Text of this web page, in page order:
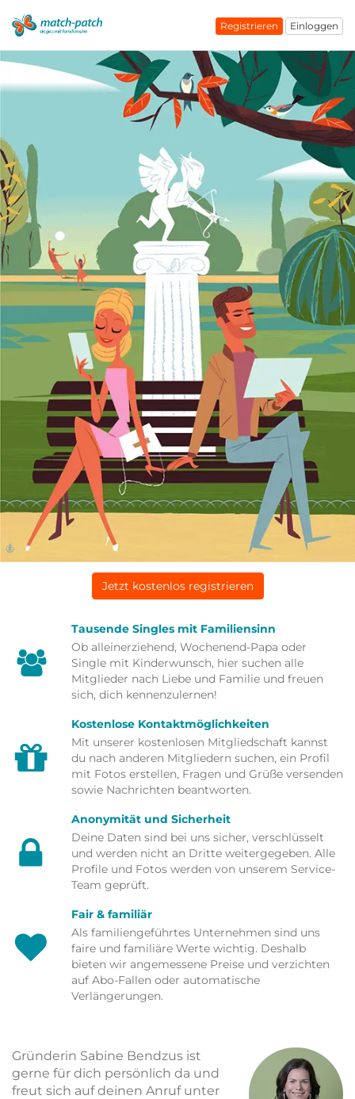
Registrieren Einloggen
Jetzt kostenlos registrieren
Tausende Singles mit Familiensinn
Ob alleinerziehend, Wochenend-Papa oder
Single mit Kinderwunsch, hier suchen alle
Mitglieder nach Liebe und Familie und freuen
sich, dich kennenzulernen!
Kostenlose Kontaktmöglichkeiten
Mit unserer kostenlosen Mitgliedschaft kannst
du nach anderen Mitgliedern suchen, ein Profil
mit Fotos erstellen, Fragen und Grüße versenden
sowie Nachrichten beantworten.
Anonymität und Sicherheit
Deine Daten sind bei uns sicher, verschlüsselt
und werden nicht an Dritte weitergegeben. Alle
Profile und Fotos werden von unserem Service-
Team geprüft.
Fair & familiär
Als familiengeführtes Unternehmen sind uns
faire und familiäre Werte wichtig. Deshalb
bieten wir angemessene Preise und verzichten
auf Abo-Fallen oder automatische
Verlängerungen.
Gründerin Sabine Bendzus ist
gerne für dich persönlich da und
freut sich auf deinen Anruf unter